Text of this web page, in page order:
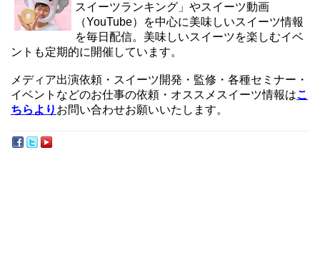
スイーツランキング」やスイーツ動画
（YouTube）を中心に美味しいスイーツ情報
を毎日配信。美味しいスイーツを楽しむイベ
ントも定期的に開催しています。
メディア出演依頼・スイーツ開発・監修・各種セミナー・
イベントなどのお仕事の依頼・オススメスイーツ情報はこ
ちらより お問い合わせお願いいたします。